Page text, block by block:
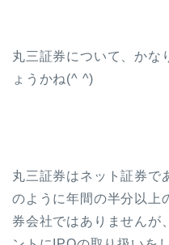
丸三証券について、かな
ょうかね(^ ^)
丸三証券はネット証券で
のように年間の半分以上
券会社ではありませんが